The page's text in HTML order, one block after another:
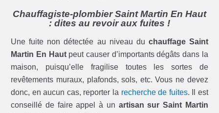
Chauffagiste-plombier Saint Martin En Haut
: dites au revoir aux fuites !
Une fuite non détectée au niveau du chauffage Saint
Martin En Hautpeut causer d’importants dégâts dans la
maison, puisqu’elle fragilise toutes les sortes de
revêtements muraux, plafonds, sols, etc. Vous ne devez
donc, en aucun cas, reporter la recherche de fuites. Il est
conseillé de faire appel à un artisan sur Saint Martin